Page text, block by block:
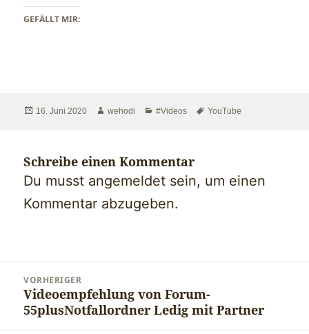
GEFÄLLT MIR:
Veröffentlicht
16. Juni 2020 Autor
wehodi Kategorien
#Videos Schlagwörter
YouTube
Schreibe einen Kommentar
Du musst angemeldet sein, um einen
Kommentar abzugeben.
Beitragsnavigation
VORHERIGER
Vorheriger
Beitrag:
Videoempfehlung von Forum-
55plusNotfallordner Ledig mit Partner